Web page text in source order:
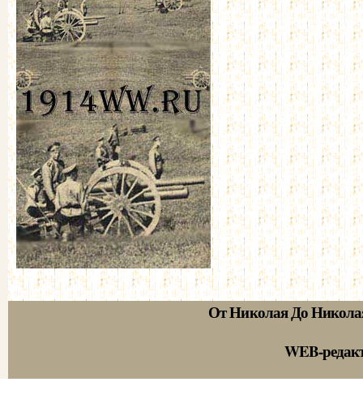
От Николая До
WEB-